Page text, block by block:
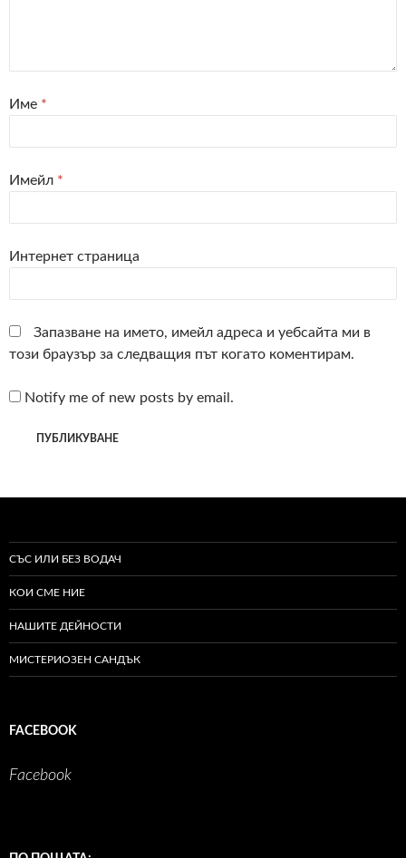
Име *
Имейл *
Интернет страница
Запазване на името, имейл адреса и уебсайта ми в
този браузър за следващия път когато коментирам.
Notify me of new posts by email.
СЪС ИЛИ БЕЗ ВОДАЧ
КОИ СМЕ НИЕ
НАШИТЕ ДЕЙНОСТИ
МИСТЕРИОЗЕН САНДЪК
FACEBOOK
Facebook